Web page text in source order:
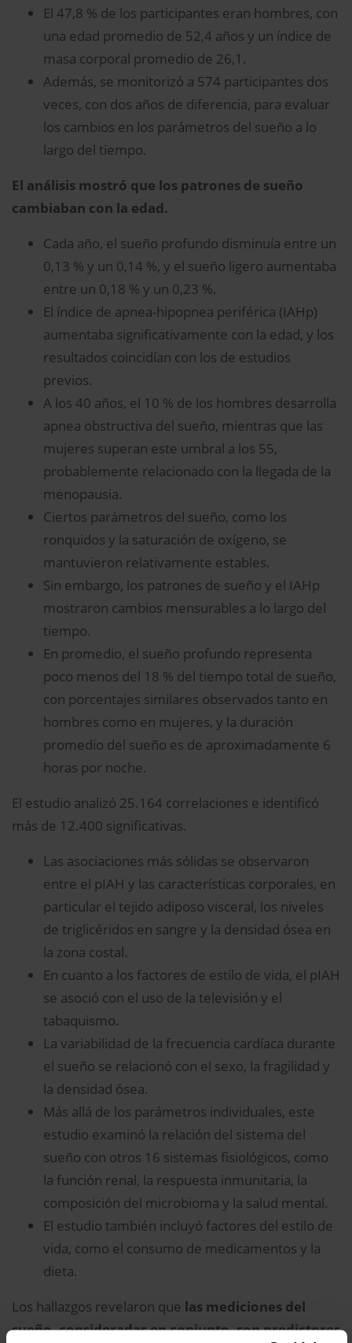
El 47,8 % de los participantes eran hombres, con
una edad promedio de 52,4 años y un índice de
masa corporal promedio de 26,1.
Además, se monitorizó a 574 participantes dos
veces, con dos años de diferencia, para evaluar
los cambios en los parámetros del sueño a lo
largo del tiempo.
El análisis mostró que los patrones de sueño
cambiaban con la edad.
Cada año, el sueño profundo disminuía entre un
0,13 % y un 0,14 %, y el sueño ligero aumentaba
entre un 0,18 % y un 0,23 %.
El índice de apnea-hipopnea periférica (IAHp)
aumentaba significativamente con la edad, y los
resultados coincidían con los de estudios
previos.
A los 40 años, el 10 % de los hombres desarrolla
apnea obstructiva del sueño, mientras que las
mujeres superan este umbral a los 55,
probablemente relacionado con la llegada de la
menopausia.
Ciertos parámetros del sueño, como los
ronquidos y la saturación de oxígeno, se
mantuvieron relativamente estables.
Sin embargo, los patrones de sueño y el IAHp
mostraron cambios mensurables a lo largo del
tiempo.
En promedio, el sueño profundo representa
poco menos del 18 % del tiempo total de sueño,
con porcentajes similares observados tanto en
hombres como en mujeres, y la duración
promedio del sueño es de aproximadamente 6
horas por noche.
El estudio analizó 25.164 correlaciones e identificó
más de 12.400 significativas.
Las asociaciones más sólidas se observaron
entre el pIAH y las características corporales, en
particular el tejido adiposo visceral, los niveles
de triglicéridos en sangre y la densidad ósea en
la zona costal.
En cuanto a los factores de estilo de vida, el pIAH
se asoció con el uso de la televisión y el
tabaquismo.
La variabilidad de la frecuencia cardíaca durante
el sueño se relacionó con el sexo, la fragilidad y
la densidad ósea.
Más allá de los parámetros individuales, este
estudio examinó la relación del sistema del
sueño con otros 16 sistemas fisiológicos, como
la función renal, la respuesta inmunitaria, la
composición del microbioma y la salud mental.
El estudio también incluyó factores del estilo de
vida, como el consumo de medicamentos y la
dieta.
Los hallazgos revelaron que las mediciones del
sueño, consideradas en conjunto, son predictores